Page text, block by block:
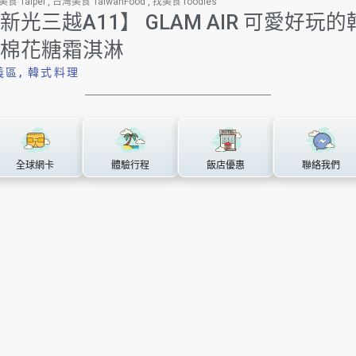
新光三越A11】 GLAM AIR 可愛好玩的
花糖霜淇淋
區 , 韓式料理
全球網卡 體驗行程 飯店優惠 聯絡我們